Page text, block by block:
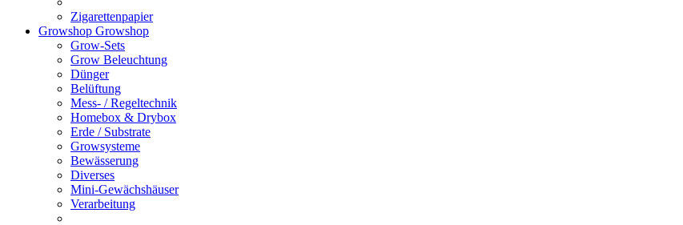
Zigarettenpapier
Growshop Growshop
Grow-Sets
Grow Beleuchtung
Dünger
Belüftung
Mess- / Regeltechnik
Homebox & Drybox
Erde / Substrate
Growsysteme
Bewässerung
Diverses
Mini-Gewächshäuser
Verarbeitung